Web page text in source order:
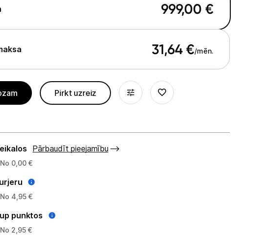
999,00 €
31,64 €/mēn.
Pirkt uzreiz
Pārbaudīt pieejamību
No 0,00 €
No 4,95 €
punktos
No 2,95 €